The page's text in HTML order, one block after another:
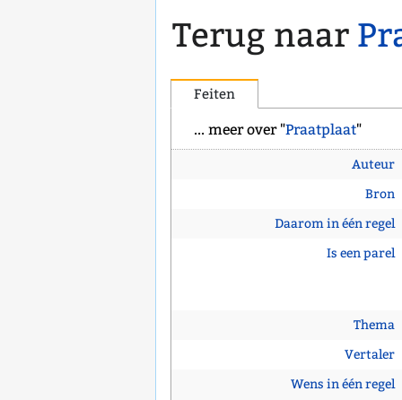
Terug naar
Feiten
... meer over "Praatplaat"
Auteur
Bron
Daarom in één regel
Is een parel
Thema
Vertaler
Wens in één regel